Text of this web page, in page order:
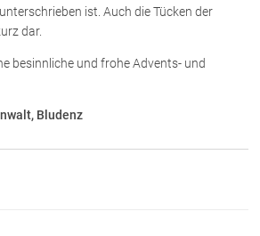
ist. Auch die Tücken der
dar.
besinnliche und frohe Advents- und
Bludenz